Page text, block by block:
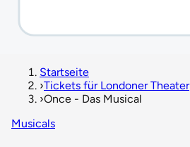
Startseite
›Tickets für Londoner Theater
›Once - Das Musical
Musicals